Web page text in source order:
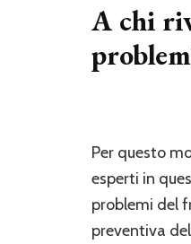
A chi
Per questo
esperti in
problemi del
preventiva